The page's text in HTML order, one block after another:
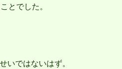
とでした。
ではないはず。